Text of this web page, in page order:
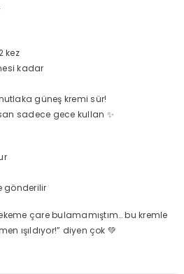
kez
kadar
güneş kremi sür!
sadece gece kullan ✨
gönderilir
çare bulamamıştım… bu kremle
ışıldıyor!” diyen çok 💚